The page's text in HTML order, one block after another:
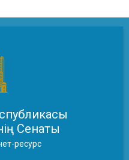
Сенаты
ресурс